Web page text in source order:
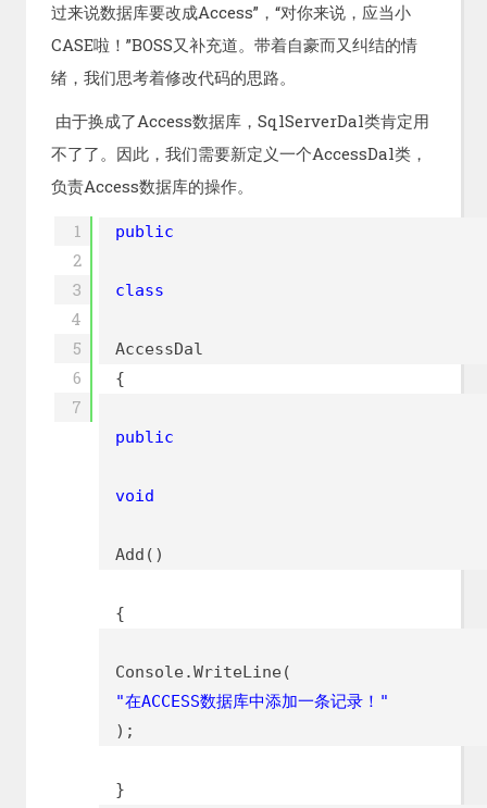
过来说数据库要改成Access”，“对你来说，应当小
CASE啦！”BOSS又补充道。带着自豪而又纠结的情
绪，我们思考着修改代码的思路。
由于换成了Access数据库，SqlServerDal类肯定用
不了了。因此，我们需要新定义一个AccessDal类，
负责Access数据库的操作。
1
2
3
4
5
6
7
public
class
AccessDal
{
public
void
Add()
{
Console.WriteLine(
"在ACCESS数据库中添加一条记录！"
);
}